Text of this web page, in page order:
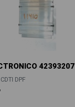
42393207
DPF